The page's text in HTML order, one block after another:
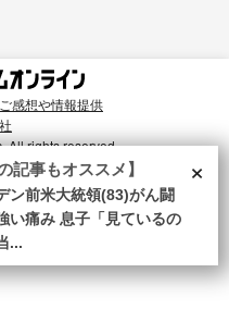
感想や情報提供
All rights reserved.
合致したコンテンツや広告配信を提供する
プライバシーポリシー をご確認ください。×
記事もオススメ】
ン前米大統領(83)がん闘
い痛み 息子「見ているの
...